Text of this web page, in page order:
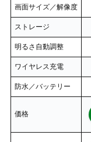
画面サイズ／解像度
ストレージ
明るさ自動調整
ワイヤレス充電
防水／バッテリー
価格